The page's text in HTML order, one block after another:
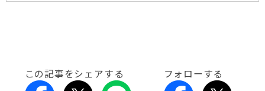
この記事をシェアする フォローする